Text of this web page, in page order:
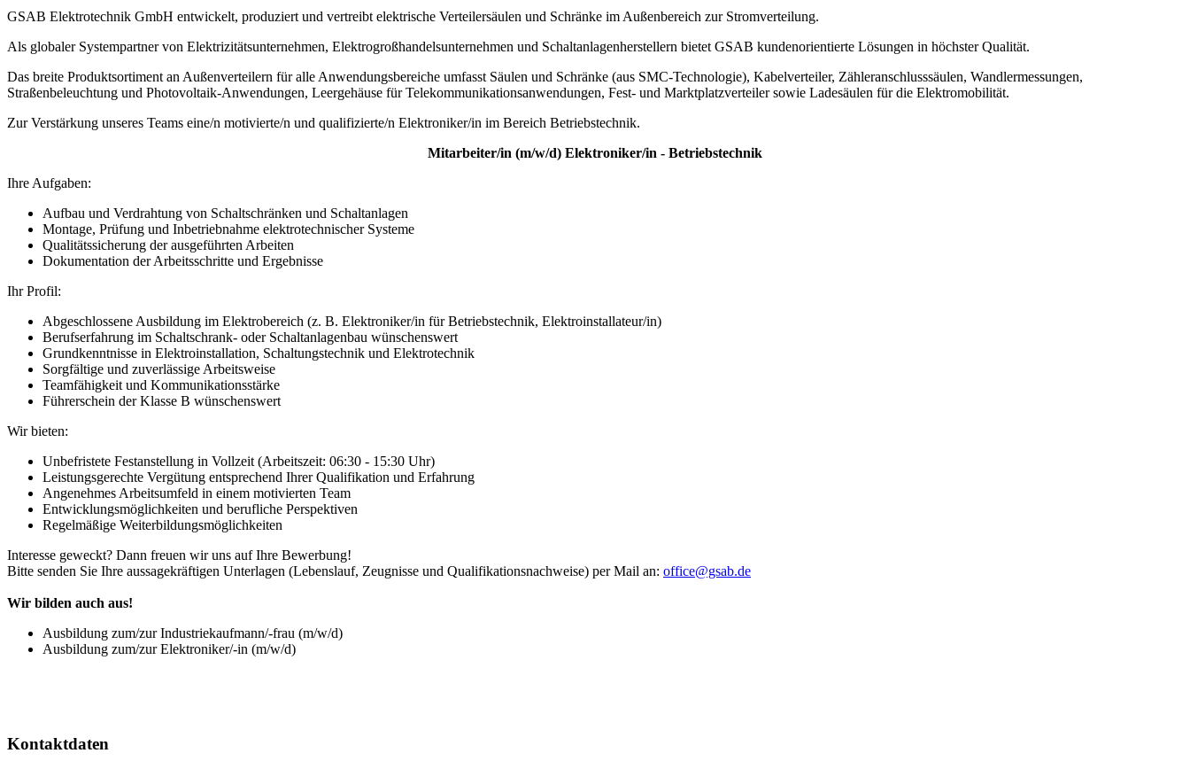
GSAB Elektrotechnik GmbH entwickelt, produziert und vertreibt elektrische Verteilersäulen und Schränke im Außenbereich zur Stromverteilung.
Als globaler Systempartner von Elektrizitätsunternehmen, Elektrogroßhandelsunternehmen und Schaltanlagenherstellern bietet GSAB kundenorientierte Lösungen in höchster Qualität.
Das breite Produktsortiment an Außenverteilern für alle Anwendungsbereiche umfasst Säulen und Schränke (aus SMC-Technologie), Kabelverteiler, Zähleranschlusssäulen, Wandlermessungen,
Straßenbeleuchtung und Photovoltaik-Anwendungen, Leergehäuse für Telekommunikationsanwendungen, Fest- und Marktplatzverteiler sowie Ladesäulen für die Elektromobilität.
Zur Verstärkung unseres Teams eine/n motivierte/n und qualifizierte/n Elektroniker/in im Bereich Betriebstechnik.
Mitarbeiter/in (m/w/d) Elektroniker/in - Betriebstechnik
Ihre Aufgaben:
Aufbau und Verdrahtung von Schaltschränken und Schaltanlagen
Montage, Prüfung und Inbetriebnahme elektrotechnischer Systeme
Qualitätssicherung der ausgeführten Arbeiten
Dokumentation der Arbeitsschritte und Ergebnisse
Ihr Profil:
Abgeschlossene Ausbildung im Elektrobereich (z. B. Elektroniker/in für Betriebstechnik, Elektroinstallateur/in)
Berufserfahrung im Schaltschrank- oder Schaltanlagenbau wünschenswert
Grundkenntnisse in Elektroinstallation, Schaltungstechnik und Elektrotechnik
Sorgfältige und zuverlässige Arbeitsweise
Teamfähigkeit und Kommunikationsstärke
Führerschein der Klasse B wünschenswert
Wir bieten:
Unbefristete Festanstellung in Vollzeit (Arbeitszeit: 06:30 - 15:30 Uhr)
Leistungsgerechte Vergütung entsprechend Ihrer Qualifikation und Erfahrung
Angenehmes Arbeitsumfeld in einem motivierten Team
Entwicklungsmöglichkeiten und berufliche Perspektiven
Regelmäßige Weiterbildungsmöglichkeiten
Interesse geweckt? Dann freuen wir uns auf Ihre Bewerbung!
Bitte senden Sie Ihre aussagekräftigen Unterlagen (Lebenslauf, Zeugnisse und Qualifikationsnachweise) per Mail an: office@gsab.de
Wir bilden auch aus!
Ausbildung zum/zur Industriekaufmann/-frau (m/w/d)
Ausbildung zum/zur Elektroniker/-in (m/w/d)
Kontaktdaten